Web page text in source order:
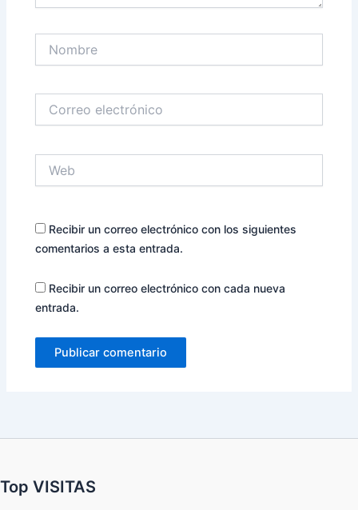
electrónico
Recibir un correo electrónico con los siguientes
comentarios a esta entrada.
Recibir un correo electrónico con cada nueva
entrada.
Top VISITAS